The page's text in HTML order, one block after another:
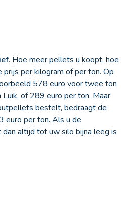
. Hoe meer pellets u koopt, hoe
per kilogram of per ton. Op
578 euro voor twee ton
of 289 euro per ton. Maar
bestelt, bedraagt de
euro per ton. Als u de
altijd tot uw silo bijna leeg is